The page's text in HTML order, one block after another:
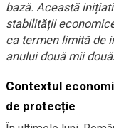
bază. Această
stabilității
ca termen limită de
anului două mii
Contextul
de protecție